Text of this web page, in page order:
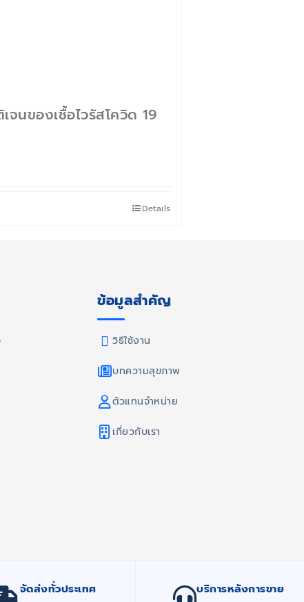
จนของเชื้อไวรัสโควิด 19
Details
ข้อมูลสำคัญ
วิธีใช้งาน
บทความสุขภาพ
ตัวแทนจำหน่าย
เกี่ยวกับเรา
จัดส่งทั่วประเทศ บริการหลังการขาย